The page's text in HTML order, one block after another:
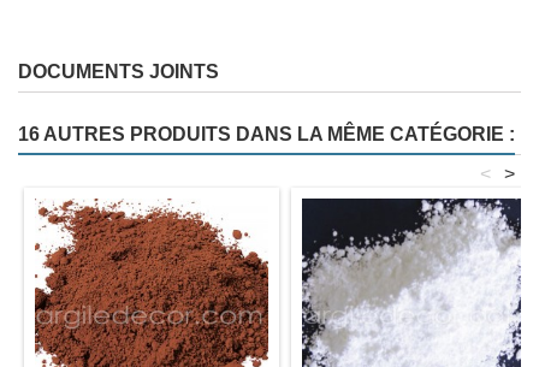
DOCUMENTS JOINTS
16 AUTRES PRODUITS DANS LA MÊME CATÉGORIE :
>
<